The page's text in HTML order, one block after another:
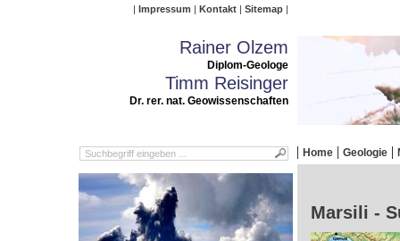
Impressum Kontakt Sitemap
Rainer Olzem
Diplom-Geologe
Timm Reisinger
Dr. rer. nat. Geowissenschaften
Home Geologie
Marsili -